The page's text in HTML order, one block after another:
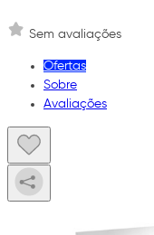
Sem avaliações
Ofertas
Sobre
Avaliações